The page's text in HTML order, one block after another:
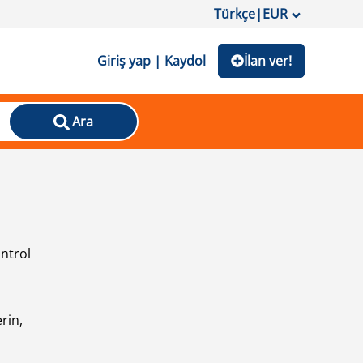
Türkçe|EUR
Giriş yap | Kaydol İlan ver!
Ara